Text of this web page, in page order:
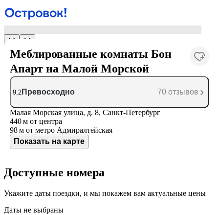
Меблированные комнаты Бон
Апарт на Малой Морской
9,2 Превосходно 70 отзывов
Малая Морская улица, д. 8, Санкт-Петербург
440 м от центра
98 м от метро Адмиралтейская
Показать на карте
Доступные номера
Укажите даты поездки, и мы покажем вам актуальные цены
Даты не выбраны